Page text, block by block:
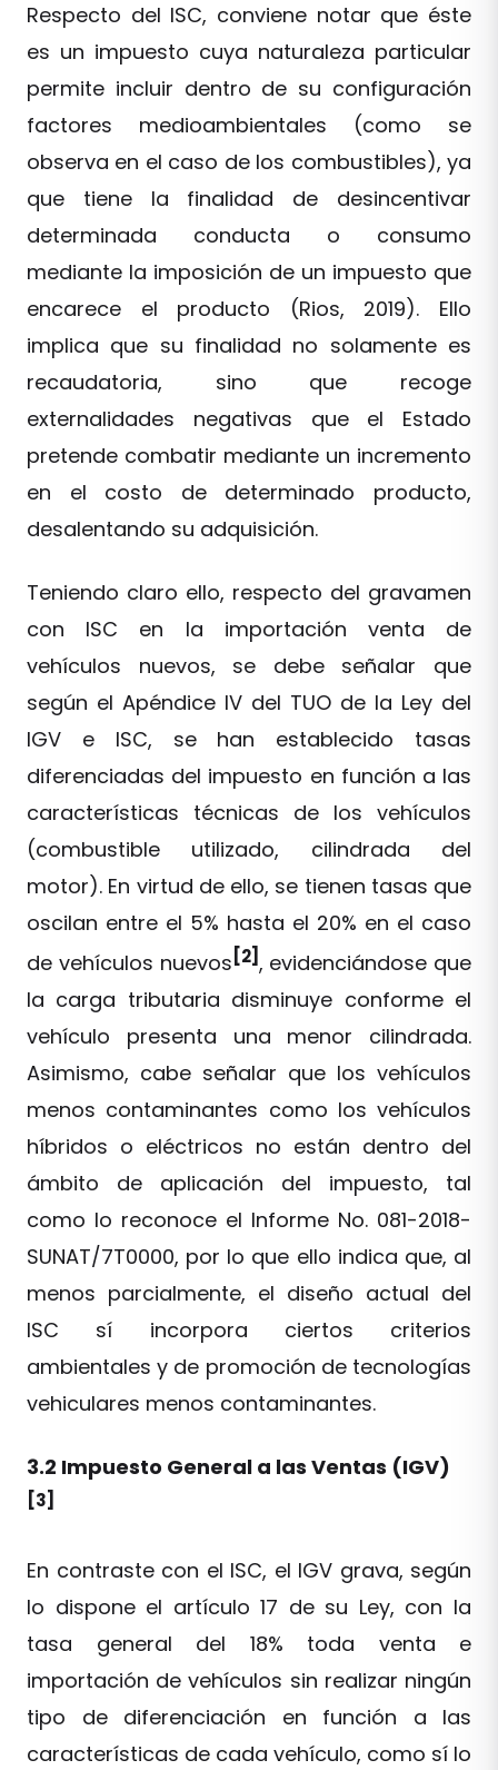
Respecto del ISC, conviene notar que éste
es un impuesto cuya naturaleza particular
permite incluir dentro de su configuración
factores medioambientales (como se
observa en el caso de los combustibles), ya
que tiene la finalidad de desincentivar
determinada conducta o consumo
mediante la imposición de un impuesto que
encarece el producto (Rios, 2019). Ello
implica que su finalidad no solamente es
recaudatoria, sino que recoge
externalidades negativas que el Estado
pretende combatir mediante un incremento
en el costo de determinado producto,
desalentando su adquisición.
Teniendo claro ello, respecto del gravamen
con ISC en la importación venta de
vehículos nuevos, se debe señalar que
según el Apéndice IV del TUO de la Ley del
IGV e ISC, se han establecido tasas
diferenciadas del impuesto en función a las
características técnicas de los vehículos
(combustible utilizado, cilindrada del
motor). En virtud de ello, se tienen tasas que
oscilan entre el 5% hasta el 20% en el caso
de vehículos nuevos [2], evidenciándose que
la carga tributaria disminuye conforme el
vehículo presenta una menor cilindrada.
Asimismo, cabe señalar que los vehículos
menos contaminantes como los vehículos
híbridos o eléctricos no están dentro del
ámbito de aplicación del impuesto, tal
como lo reconoce el Informe No. 081-2018-
SUNAT/7T0000, por lo que ello indica que, al
menos parcialmente, el diseño actual del
ISC sí incorpora ciertos criterios
ambientales y de promoción de tecnologías
vehiculares menos contaminantes.
3.2 Impuesto General a las Ventas (IGV)
[3]
En contraste con el ISC, el IGV grava, según
lo dispone el artículo 17 de su Ley, con la
tasa general del 18% toda venta e
importación de vehículos sin realizar ningún
tipo de diferenciación en función a las
características de cada vehículo, como sí lo